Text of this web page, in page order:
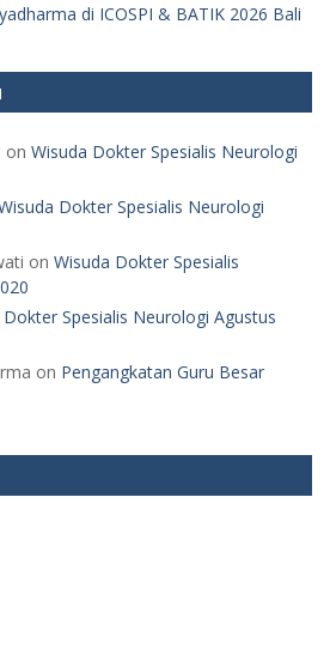
di ICOSPI & BATIK 2026 Bali
on Wisuda Dokter Spesialis Neurologi
Dokter Spesialis Neurologi
on Wisuda Dokter Spesialis
Spesialis Neurologi Agustus
on Pengangkatan Guru Besar